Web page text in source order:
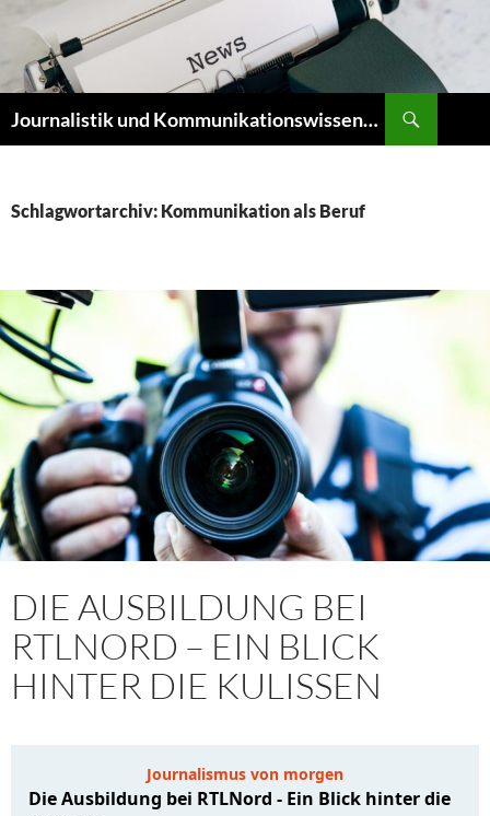
Zum
Inhalt
springen
Journalistik und Kommunikationswissenschaft
Schlagwortarchiv: Kommunikation als Beruf
DIE AUSBILDUNG BEI
RTLNORD – EIN BLICK
HINTER DIE KULISSEN